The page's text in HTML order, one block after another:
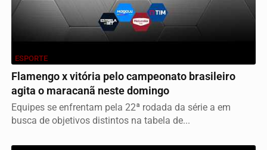
ESPORTE
Flamengo x vitória pelo campeonato brasileiro
agita o maracanã neste domingo
Equipes se enfrentam pela 22ª rodada da série a em
busca de objetivos distintos na tabela de...